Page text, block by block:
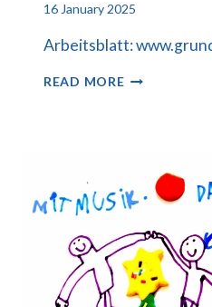
16 January 2025
Arbeitsblatt:
READ MOREDAS